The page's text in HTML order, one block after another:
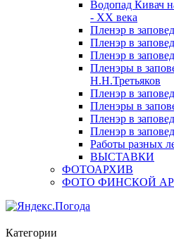
Водопад Кивач
- XX века
Пленэр в
Пленэр в
Пленэр в
Пленэры в
Н.Н.Третьяков
Пленэр в
Пленэры в
Пленэр в
Пленэр в
Работы разных
ВЫСТАВКИ
ФОТОАРХИВ
ФОТО ФИНСКОЙ
Категории